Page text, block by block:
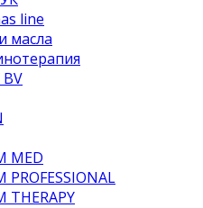
line
масла
MED
PROFESSIONAL
THERAPY